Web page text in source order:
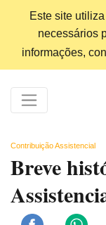
Este site
necessários
informações,
Contribuição Assistencial
Breve